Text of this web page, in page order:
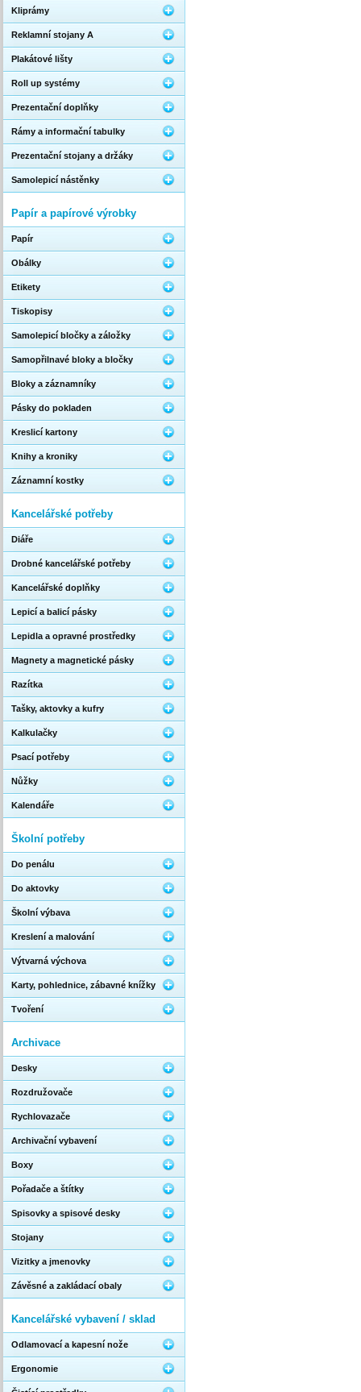
Kliprámy
Reklamní stojany A
Plakátové lišty
Roll up systémy
Prezentační doplňky
Rámy a informační tabulky
Prezentační stojany a držáky
Samolepicí nástěnky
Papír a papírové výrobky
Papír
Obálky
Etikety
Tiskopisy
Samolepicí bločky a záložky
Samopřilnavé bloky a bločky
Bloky a záznamníky
Pásky do pokladen
Kreslicí kartony
Knihy a kroniky
Záznamní kostky
Kancelářské potřeby
Diáře
Drobné kancelářské potřeby
Kancelářské doplňky
Lepicí a balicí pásky
Lepidla a opravné prostředky
Magnety a magnetické pásky
Razítka
Tašky, aktovky a kufry
Kalkulačky
Psací potřeby
Nůžky
Kalendáře
Školní potřeby
Do penálu
Do aktovky
Školní výbava
Kreslení a malování
Výtvarná výchova
Karty, pohlednice, zábavné knížky
Tvoření
Archivace
Desky
Rozdružovače
Rychlovazače
Archivační vybavení
Boxy
Pořadače a štítky
Spisovky a spisové desky
Stojany
Vizitky a jmenovky
Závěsné a zakládací obaly
Kancelářské vybavení / sklad
Odlamovací a kapesní nože
Ergonomie